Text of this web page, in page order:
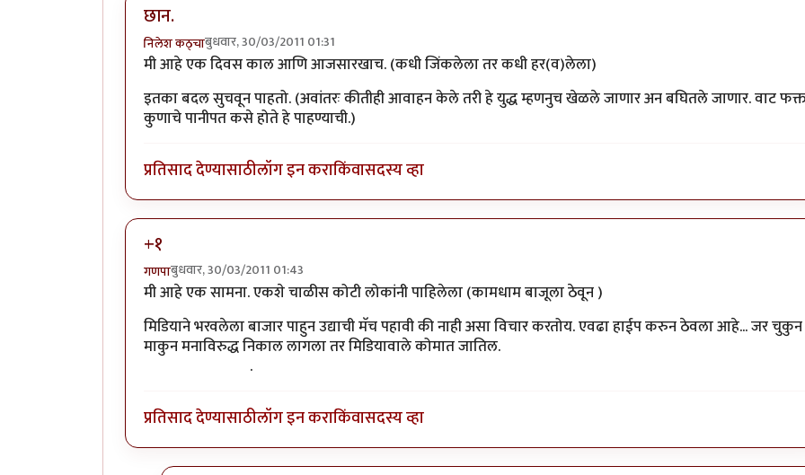
छान.
निलेश कठ्चाबुधवार, 30/03/2011 01:31
मी आहे एक दिवस काल आणि आजसारखाच. (कधी जिंकलेला तर कधी हर(व)लेला)
इतका बदल सुचवून पाहतो. (अवांतरः कीतीही आवाहन केले तरी हे युद्ध म्हणनुच खेळले जाणार अन बघितले जाणार. वाट
कुणाचे पानीपत कसे होते हे पाहण्याची.)
प्रतिसाद देण्यासाठीलॉग इन कराकिंवासदस्य व्हा
+१
गणपाबुधवार, 30/03/2011 01:43
मी आहे एक सामना. एकशे चाळीस कोटी लोकांनी पाहिलेला (कामधाम बाजूला ठेवून )
मिडियाने भरवलेला बाजार पाहुन उद्याची मॅच पहावी की नाही असा विचार करतोय. एवढा हाईप करुन ठेवला आहे... जर चुकुन
माकुन मनाविरुद्ध निकाल लागला तर मिडियावाले कोमात जातिल.
.
प्रतिसाद देण्यासाठीलॉग इन कराकिंवासदस्य व्हा